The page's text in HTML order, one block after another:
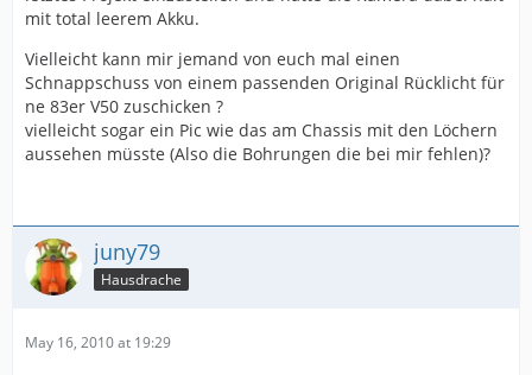
mit total leerem Akku.
Vielleicht kann mir jemand von euch mal einen
Schnappschuss von einem passenden Original Rücklicht für
ne 83er V50 zuschicken ?
vielleicht sogar ein Pic wie das am Chassis mit den Löchern
aussehen müsste (Also die Bohrungen die bei mir fehlen)?
juny79
Hausdrache
May 16, 2010 at 19:29